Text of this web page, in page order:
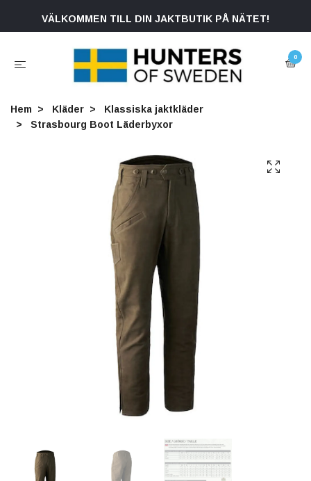
VÄLKOMMEN TILL DIN JAKTBUTIK PÅ NÄTET!
0
Hem Kläder
Klassiska jaktkläder
Strasbourg Boot Läderbyxor